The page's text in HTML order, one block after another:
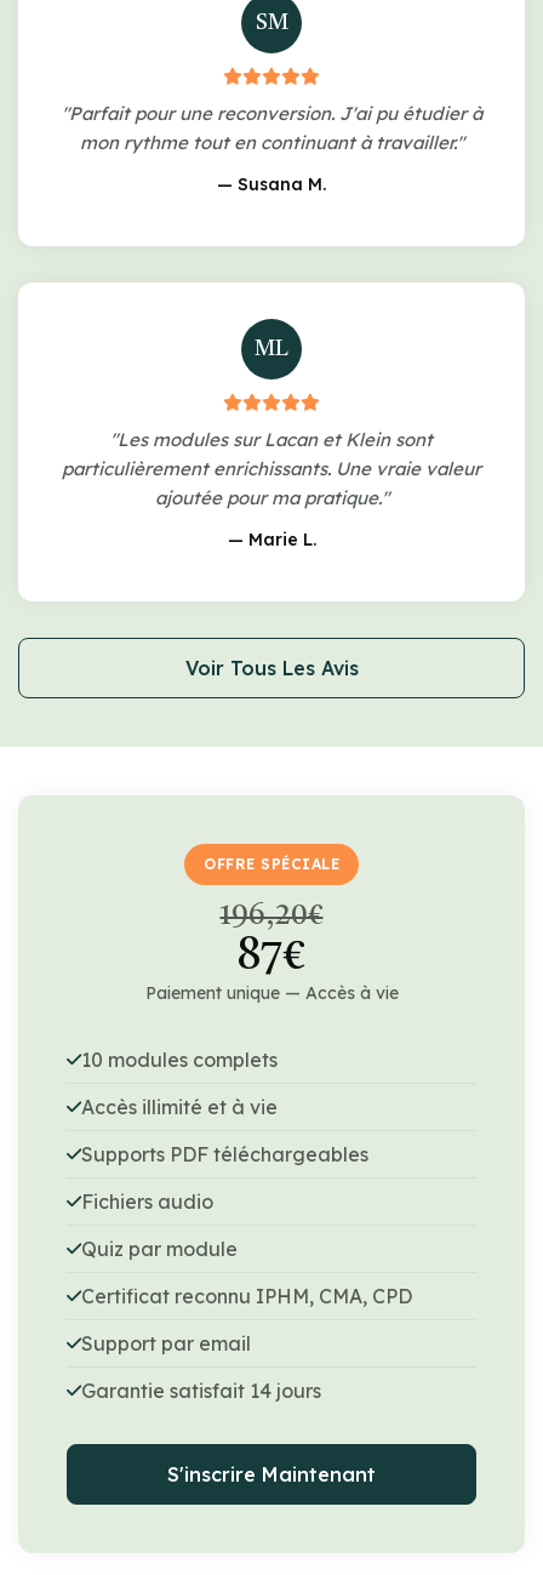
SM
"Parfait pour une reconversion. J'ai pu étudier à
mon rythme tout en continuant à travailler."
— Susana M.
ML
"Les modules sur Lacan et Klein sont
particulièrement enrichissants. Une vraie valeur
ajoutée pour ma pratique."
— Marie L.
Voir Tous Les Avis
OFFRE SPÉCIALE
196,20€
87€
Paiement unique — Accès à vie
10 modules complets
Accès illimité et à vie
Supports PDF téléchargeables
Fichiers audio
Quiz par module
Certificat reconnu IPHM, CMA, CPD
Support par email
Garantie satisfait 14 jours
S'inscrire Maintenant